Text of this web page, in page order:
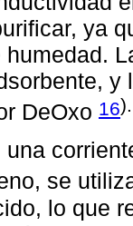
ya
DeOxo 16).
se
lo que